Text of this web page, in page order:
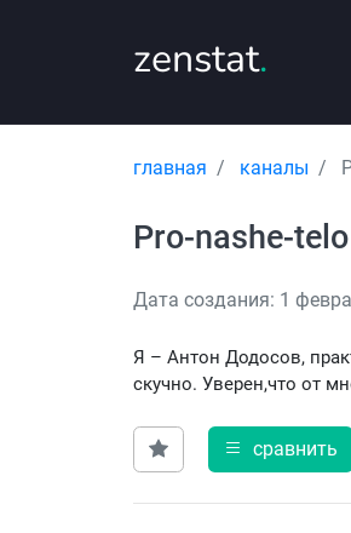
zenstat.
главная каналы
Pro-nashe-telo
Дата создания: 1
Я – Антон Додосов,
скучно. Уверен,что от
сравнить